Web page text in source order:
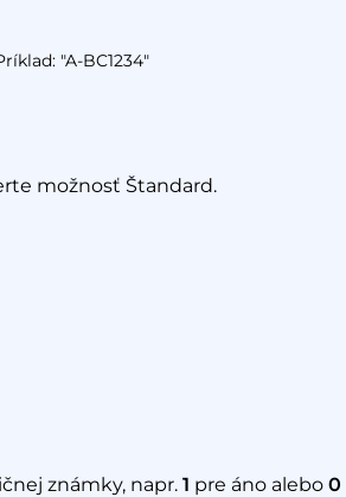
"A-BC1234"
možnosť Štandard.
známky, napr. 1 pre áno alebo 0